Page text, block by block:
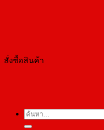
สั่งซื้อสินค้า
ค้นหา: